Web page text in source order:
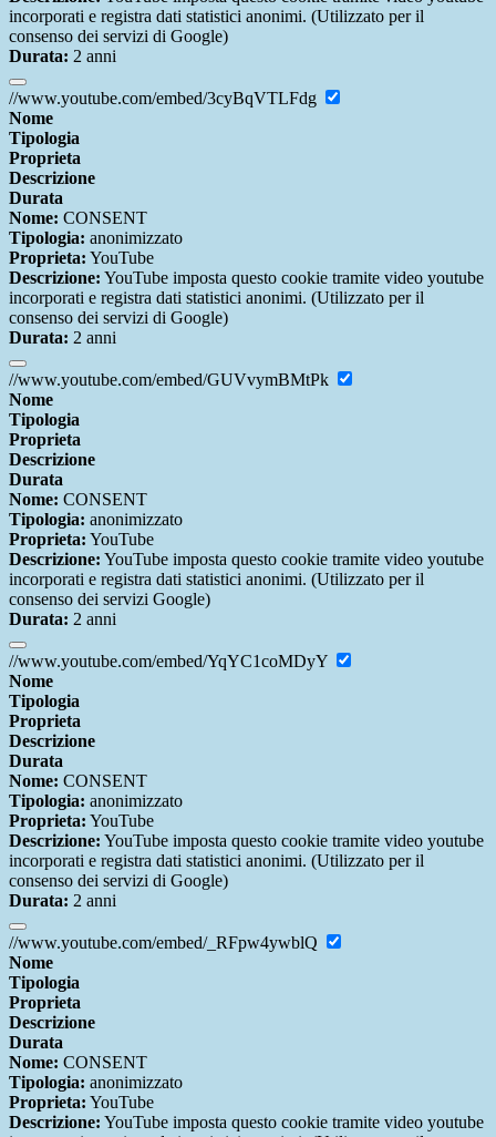
incorporati e registra dati statistici anonimi. (Utilizzato per il
consenso dei servizi di Google)
Durata: 2 anni
//www.youtube.com/embed/3cyBqVTLFdg
Nome
Tipologia
Proprieta
Descrizione
Durata
Nome: CONSENT
Tipologia: anonimizzato
Proprieta: YouTube
Descrizione: YouTube imposta questo cookie tramite video youtube
incorporati e registra dati statistici anonimi. (Utilizzato per il
consenso dei servizi di Google)
Durata: 2 anni
//www.youtube.com/embed/GUVvymBMtPk
Nome
Tipologia
Proprieta
Descrizione
Durata
Nome: CONSENT
Tipologia: anonimizzato
Proprieta: YouTube
Descrizione: YouTube imposta questo cookie tramite video youtube
incorporati e registra dati statistici anonimi. (Utilizzato per il
consenso dei servizi Google)
Durata: 2 anni
//www.youtube.com/embed/YqYC1coMDyY
Nome
Tipologia
Proprieta
Descrizione
Durata
Nome: CONSENT
Tipologia: anonimizzato
Proprieta: YouTube
Descrizione: YouTube imposta questo cookie tramite video youtube
incorporati e registra dati statistici anonimi. (Utilizzato per il
consenso dei servizi di Google)
Durata: 2 anni
//www.youtube.com/embed/_RFpw4ywblQ
Nome
Tipologia
Proprieta
Descrizione
Durata
Nome: CONSENT
Tipologia: anonimizzato
Proprieta: YouTube
Descrizione: YouTube imposta questo cookie tramite video youtube